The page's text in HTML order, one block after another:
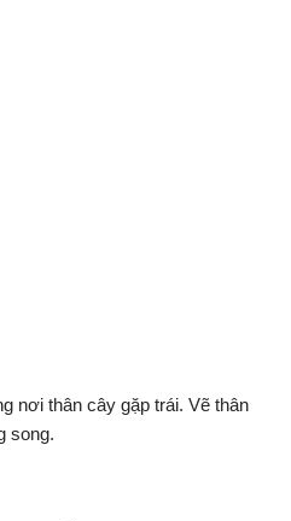
nơi thân cây gặp trái. Vẽ thân
song.